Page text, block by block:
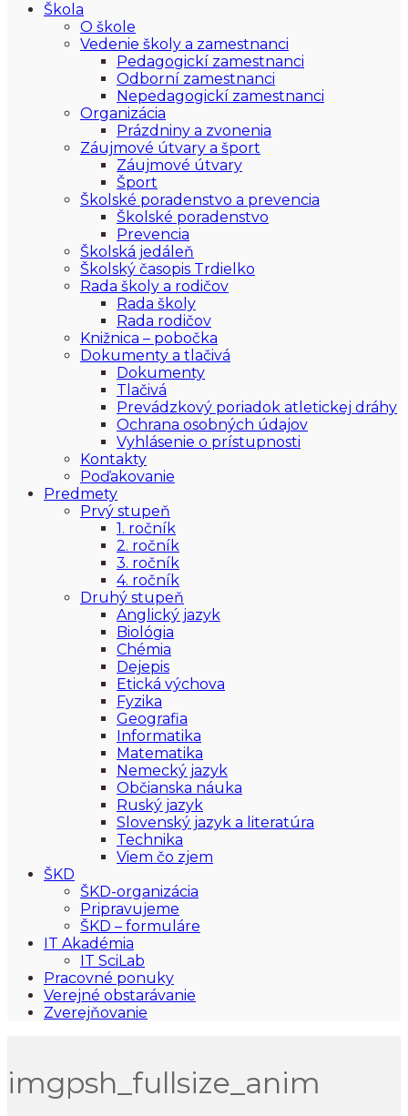
Škola
O škole
Vedenie školy a zamestnanci
Pedagogickí zamestnanci
Odborní zamestnanci
Nepedagogickí zamestnanci
Organizácia
Prázdniny a zvonenia
Záujmové útvary a šport
Záujmové útvary
Šport
Školské poradenstvo a prevencia
Školské poradenstvo
Prevencia
Školská jedáleň
Školský časopis Trdielko
Rada školy a rodičov
Rada školy
Rada rodičov
Knižnica – pobočka
Dokumenty a tlačivá
Dokumenty
Tlačivá
Prevádzkový poriadok atletickej dráhy
Ochrana osobných údajov
Vyhlásenie o prístupnosti
Kontakty
Poďakovanie
Predmety
Prvý stupeň
1. ročník
2. ročník
3. ročník
4. ročník
Druhý stupeň
Anglický jazyk
Biológia
Chémia
Dejepis
Etická výchova
Fyzika
Geografia
Informatika
Matematika
Nemecký jazyk
Občianska náuka
Ruský jazyk
Slovenský jazyk a literatúra
Technika
Viem čo zjem
ŠKD
ŠKD-organizácia
Pripravujeme
ŠKD – formuláre
IT Akadémia
IT SciLab
Pracovné ponuky
Verejné obstarávanie
Zverejňovanie
imgpsh_fullsize_anim